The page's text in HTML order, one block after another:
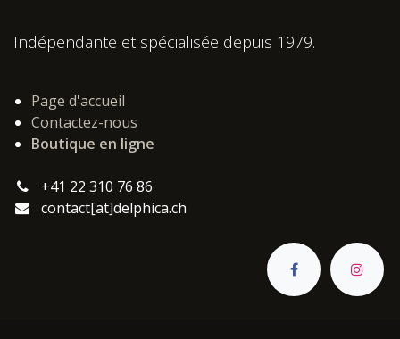
Indépendante et spécialisée depuis 1979.
Page d'accueil
Contactez-nous
Boutique en ligne
+41 22 310 76 86
contact[at]delphica.ch